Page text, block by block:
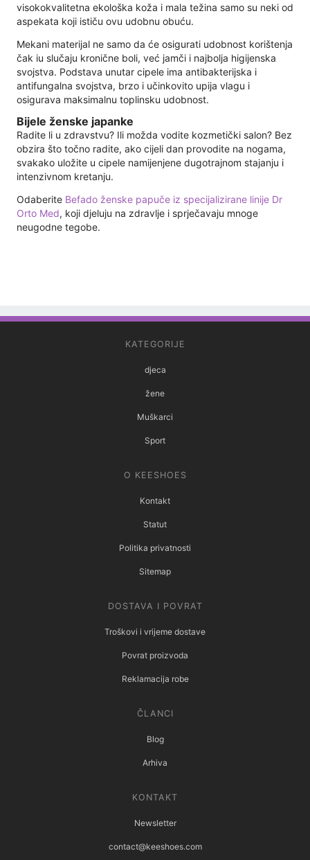
visokokvalitetna ekološka koža i mala težina samo su neki od
aspekata koji ističu ovu udobnu obuću.
Mekani materijal ne samo da će osigurati udobnost korištenja
čak iu slučaju kronične boli, već jamči i najbolja higijenska
svojstva. Podstava unutar cipele ima antibakterijska i
antifungalna svojstva, brzo i učinkovito upija vlagu i
osigurava maksimalnu toplinsku udobnost.
Bijele ženske japanke
Radite li u zdravstvu? Ili možda vodite kozmetički salon? Bez
obzira što točno radite, ako cijeli dan provodite na nogama,
svakako uložite u cipele namijenjene dugotrajnom stajanju i
intenzivnom kretanju.
Odaberite Befado ženske papuče iz specijalizirane linije Dr
Orto Med, koji djeluju na zdravlje i sprječavaju mnoge
neugodne tegobe.
KATEGORIJE
djeca
žene
Muškarci
Sport
O KEESHOES
Kontakt
Statut
Politika privatnosti
Sitemap
DOSTAVA I POVRAT
Troškovi i vrijeme dostave
Povrat proizvoda
Reklamacija robe
ČLANCI
Blog
Arhiva
KONTAKT
Newsletter
contact@keeshoes.com